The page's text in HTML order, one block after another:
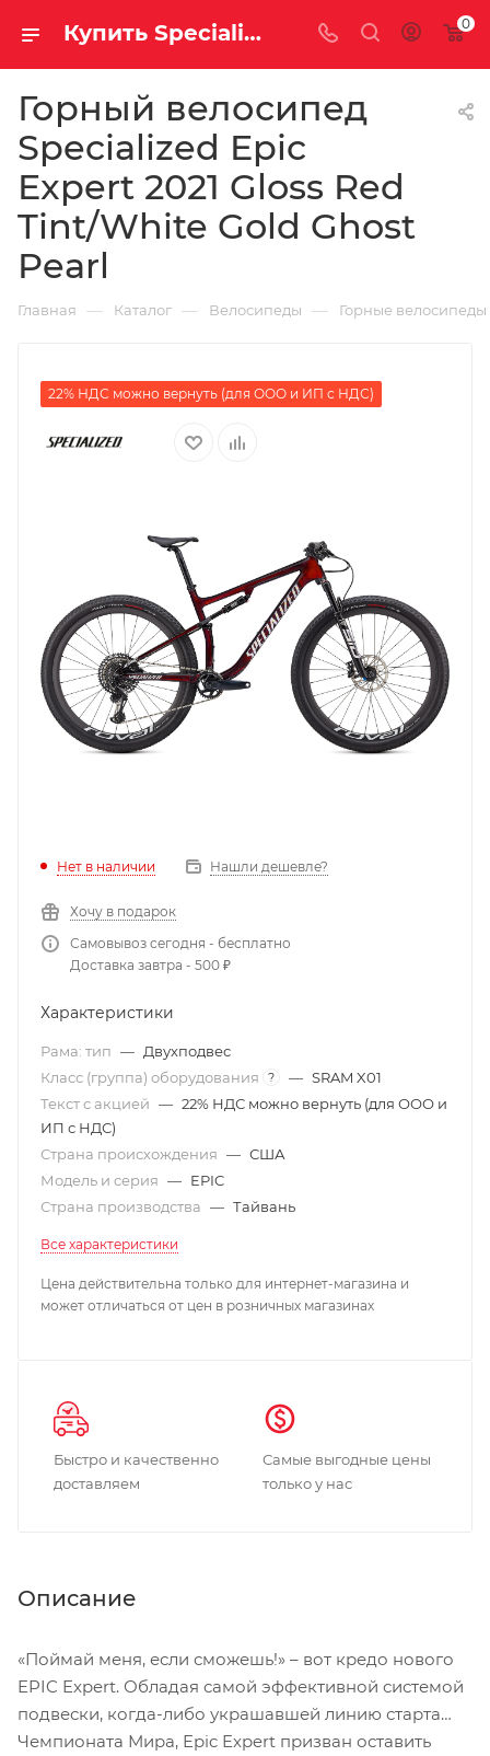
Купить Specialized Epic Expert 2021 Gloss Red Tint/White Gold Ghost Pearl за рублей, а со скидкой 0
Горный велосипед
Specialized Epic
Expert 2021 Gloss Red
Tint/White Gold Ghost
Pearl
Главная — Каталог — Велосипеды — Горные велосипеды
22% НДС можно вернуть (для ООО и ИП с НДС)
Нет в наличии Нашли дешевле?
Хочу в подарок
Самовывоз сегодня - бесплатно
Доставка завтра - 500 ₽
Характеристики
Рама: тип — Двухподвес
Класс (группа) оборудования
? — SRAM X01
Текст с акцией — 22% НДС можно вернуть (для ООО и
ИП с НДС)
Страна происхождения — США
Модель и серия — EPIC
Страна производства — Тайвань
Все характеристики
Цена действительна только для интернет-магазина и
может отличаться от цен в розничных магазинах
Быстро и качественно
доставляем
Самые выгодные цены
только у нас
Описание
«Поймай меня, если сможешь!» – вот кредо нового
EPIC Expert. Обладая самой эффективной системой
подвески, когда-либо украшавшей линию старта
Чемпионата Мира, Epic Expert призван оставить